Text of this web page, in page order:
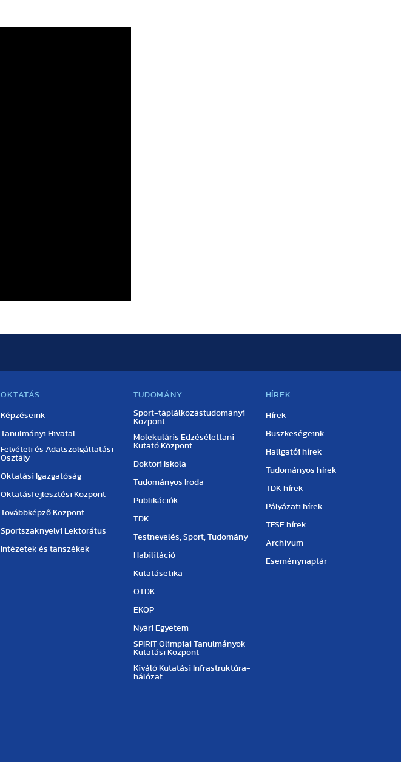
OKTATÁS
Képzéseink
Tanulmányi Hivatal
Felvételi és Adatszolgáltatási
Osztály
Oktatási Igazgatóság
Oktatásfejlesztési Központ
Továbbképző Központ
Sportszaknyelvi Lektorátus
Intézetek és tanszékek
TUDOMÁNY
Sport-táplálkozástudományi
Központ
Molekuláris Edzésélettani
Kutató Központ
Doktori Iskola
Tudományos Iroda
Publikációk
TDK
Testnevelés, Sport, Tudomány
Habilitáció
Kutatásetika
OTDK
EKÖP
Nyári Egyetem
SPIRIT Olimpiai Tanulmányok
Kutatási Központ
Kiváló Kutatási Infrastruktúra-
hálózat
HÍREK
Hírek
Büszkeségeink
Hallgatói hírek
Tudományos hírek
TDK hírek
Pályázati hírek
TFSE hírek
Archívum
Eseménynaptár